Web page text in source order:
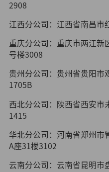
2908
江西分公司：江西省南昌市
重庆分公司：重庆市两江新
号楼3008
贵州分公司：贵州省贵阳市
1705B
西北分公司：陕西省西安市
1415
华北分公司：河南省郑州市
A座31楼3102
云南分公司：云南省昆明市